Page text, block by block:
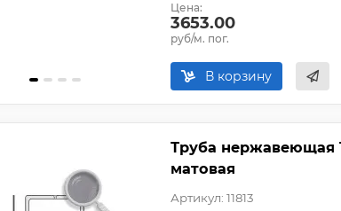
Цена:
3653.00
руб/м. пог.
В корзину
Труба нержавеющая
матовая
Артикул: 11813